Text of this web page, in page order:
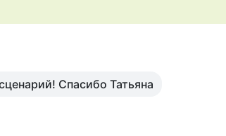
Спасибо Татьяна